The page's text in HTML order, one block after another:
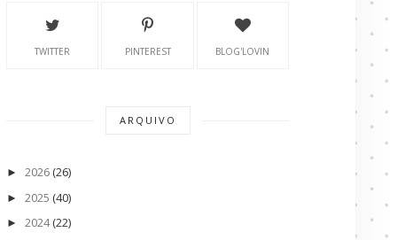
TWITTER PINTEREST BLOG'LOVIN
ARQUIVO
► 2026 (26)
► 2025 (40)
► 2024 (22)